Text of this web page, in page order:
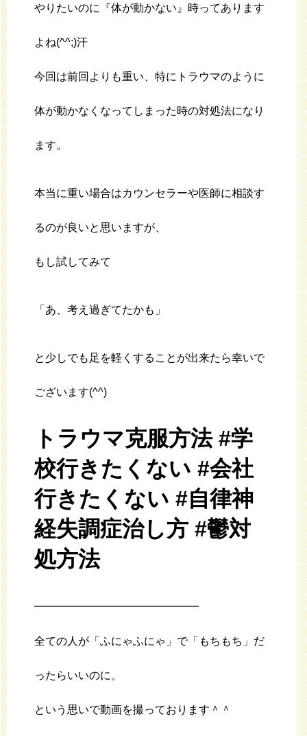
やりたいのに『体が動かない』時ってあります
よね(^^;)汗
今回は前回よりも重い、特にトラウマのように
体が動かなくなってしまった時の対処法になり
ます。
本当に重い場合はカウンセラーや医師に相談す
るのが良いと思いますが、
もし試してみて
「あ、考え過ぎてたかも」
と少しでも足を軽くすることが出来たら幸いで
ございます(^^)
トラウマ克服方法 #学
校行きたくない #会社
行きたくない #自律神
経失調症治し方 #鬱対
処方法
━━━━━━━━━━━━━━━
全ての人が「ふにゃふにゃ」で「もちもち」だ
ったらいいのに。
という思いで動画を撮っております＾＾